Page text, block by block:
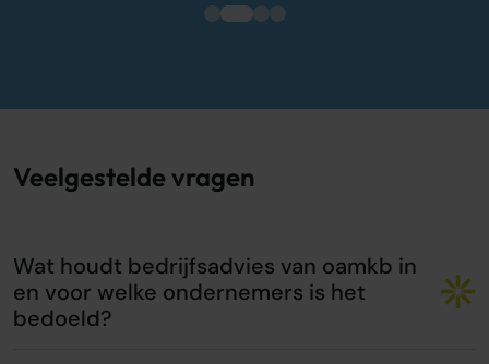
Veelgestelde vragen
Wat houdt bedrijfsadvies van oamkb in
en voor welke ondernemers is het
bedoeld?